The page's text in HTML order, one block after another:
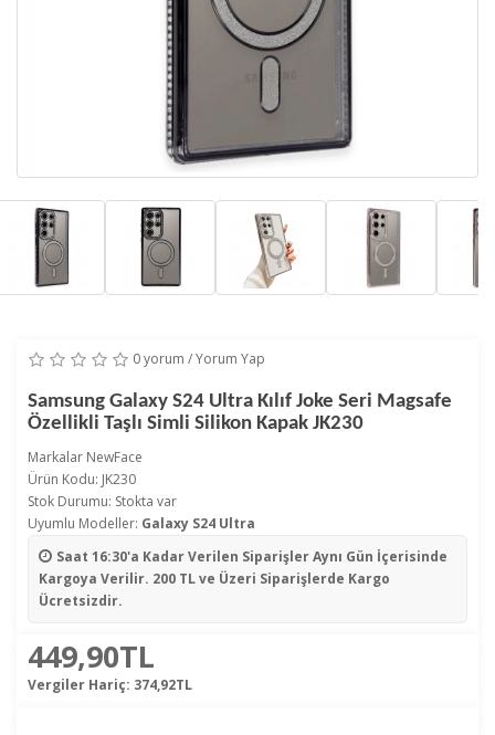
0 yorum /Yorum Yap
Samsung Galaxy S24 Ultra Kılıf Joke Seri Magsafe
Özellikli Taşlı Simli Silikon Kapak JK230
Markalar NewFace
Ürün Kodu: JK230
Stok Durumu: Stokta var
Uyumlu Modeller: Galaxy S24 Ultra
Saat 16:30'a Kadar Verilen SiparişlerAynı Gün İçerisinde
Kargoya Verilir. 200 TL ve Üzeri Siparişlerde Kargo
Ücretsizdir.
449,90TL
Vergiler Hariç: 374,92TL